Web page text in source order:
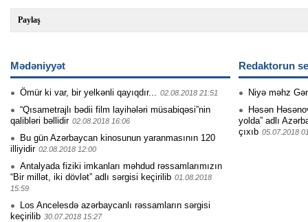
Paylaş
Mədəniyyət
Ömür ki var, bir yelkənli qayıqdır... 02.08.2018 21:51
“Qısametrajlı bədii film layihələri müsabiqəsi”nin
qalibləri bəllidir 02.08.2018 16:06
Bu gün Azərbaycan kinosunun yaranmasının 120
illiyidir 02.08.2018 12:00
Antalyada fiziki imkanları məhdud rəssamlarımızın
“Bir millət, iki dövlət” adlı sərgisi keçirilib 01.08.2018
15:59
Los Ancelesdə azərbaycanlı rəssamların sərgisi
keçirilib 30.07.2018 15:27
Redaktorun
Niyə məhz
Həsən
yolda” adlı
çıxıb 05.07.2018